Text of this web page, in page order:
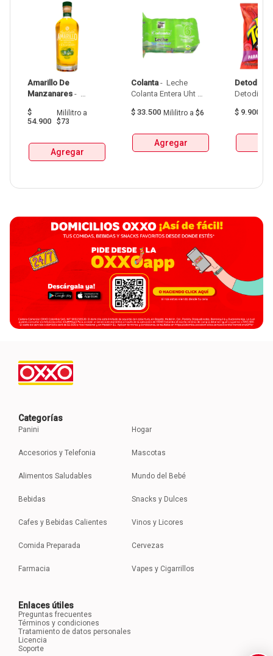
Amarillo De
Manzanares -
De Manzanares
$
54.900
Mililitroa
$73
Agregar
Colanta - Leche
Colanta Entera Uht
$ 33.500 Mililitro a $6
Agregar
Detodito
$ 9.900
Categorías
Panini
Accesorios y Telefonia
Alimentos Saludables
Bebidas
Cafes y Bebidas Calientes
Comida Preparada
Farmacia
Hogar
Mascotas
Mundo del Bebé
Snacks y Dulces
Vinos y Licores
Cervezas
Vapes y Cigarrillos
Enlaces útiles
Preguntas frecuentes
Términos y condiciones
Tratamiento de datos personales
Licencia
Soporte